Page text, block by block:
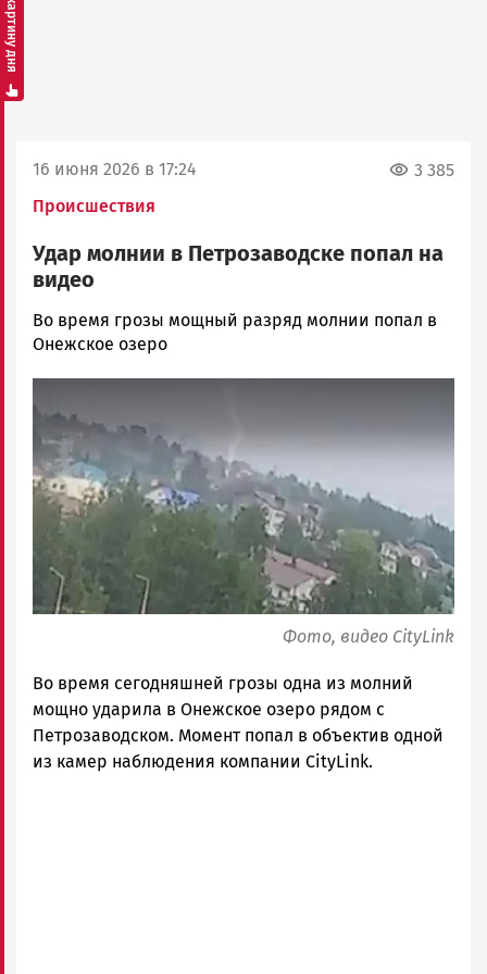
16 июня 2026 в 17:24
Происшествия
3 385
Удар молнии в Петрозаводске попал на
видео
Юрий
Каулио
Карелии
|
Петрозаводск
ГОВОРИТ
Во время грозы мощный разряд молнии попал в
Онежское озеро
Фото, видео CityLink
Во время сегодняшней грозы одна из молний
мощно ударила в Онежское озеро рядом с
Петрозаводском. Момент попал в объектив одной
из камер наблюдения компании CityLink.